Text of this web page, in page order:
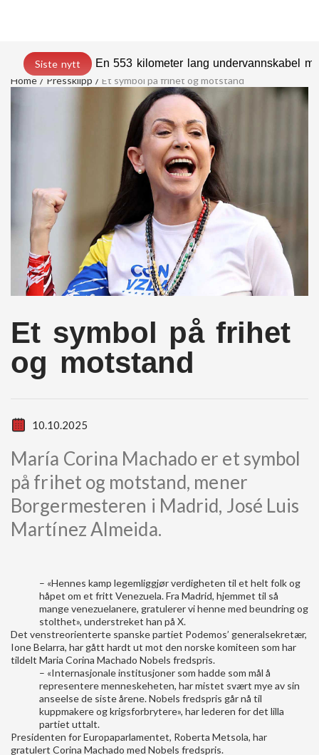
Siste nytt
En 553 kilometer lang undervannskabel
Home
Pressklipp Et symbol på frihet og motstand
Et symbol på frihet
og motstand
10.10.2025
María Corina Machado er et symbol
på frihet og motstand, mener
Borgermesteren i Madrid, José Luis
Martínez Almeida.
– «Hennes kamp legemliggjør verdigheten til et helt folk og
håpet om et fritt Venezuela. Fra Madrid, hjemmet til så
mange venezuelanere, gratulerer vi henne med beundring og
stolthet», understreket han på X.
Det venstreorienterte spanske partiet Podemos’ generalsekretær,
Ione Belarra, har gått hardt ut mot den norske komiteen som har
tildelt Maria Corina Machado Nobels fredspris.
– «Internasjonale institusjoner som hadde som mål å
representere menneskeheten, har mistet svært mye av sin
anseelse de siste årene. Nobels fredspris går nå til
kuppmakere og krigsforbrytere», har lederen for det lilla
partiet uttalt.
Presidenten for Europaparlamentet, Roberta Metsola, har
gratulert Corina Machado med Nobels fredspris.